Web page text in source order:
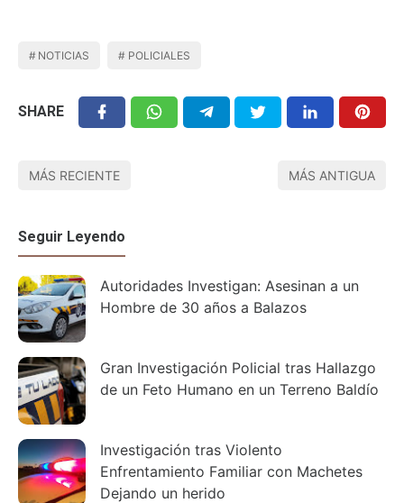
NOTICIAS POLICIALES
SHARE
MÁS RECIENTE MÁS ANTIGUA
Seguir Leyendo
Autoridades Investigan: Asesinan a un
Hombre de 30 años a Balazos
Gran Investigación Policial tras Hallazgo
de un Feto Humano en un Terreno Baldío
Investigación tras Violento
Enfrentamiento Familiar con Machetes
Dejando un herido